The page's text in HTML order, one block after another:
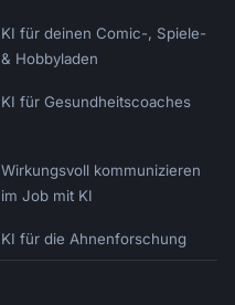
KI für deinen Comic-, Spiele-
& Hobbyladen
KI für Gesundheitscoaches
Wirkungsvoll kommunizieren
im Job mit KI
KI für die Ahnenforschung